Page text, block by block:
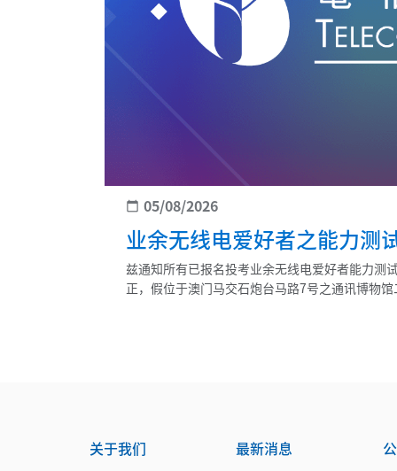
calendar_today 05/08/2026
业余无线电爱好者之能力测
兹通知所有已报名投考业余无线电爱好者能力测
正，假位于澳门马交石炮台马路7号之通讯博物
关于我们 最新消息